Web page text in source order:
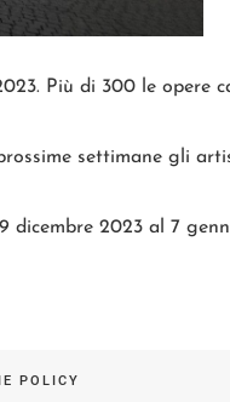
Più di 300 le opere
settimane gli
dicembre 2023 al 7
POLICY